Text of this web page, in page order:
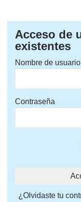
Acceso de
existentes
Nombre de
Contraseña
¿Olvidaste tu